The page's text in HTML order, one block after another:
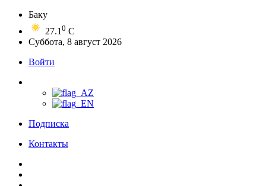
Баку
27.1 0 C
Суббота, 8 август 2026
Войти
Подписка
Контакты